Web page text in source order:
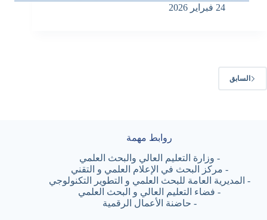
24 فبراير 2026
السابق
روابط مهمة
- وزارة التعليم العالي والبحث العلمي
- مركز البحث في الإعلام العلمي و التقني
- المديرية العامة للبحث العلمي و التطوير التكنولوجي
- فضاء التعليم العالي و البحث العلمي
- حاضنة الأعمال الرقمية